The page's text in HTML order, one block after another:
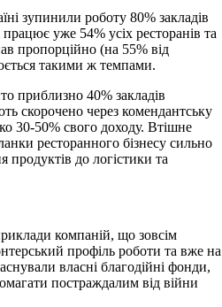
зупинили роботу 80% закладів
уже 54% усіх ресторанів та
пропорційно (на 55% від
такими ж темпами.
приблизно 40% закладів
скорочено через комендантську
30-50% свого доходу. Втішне
ресторанного бізнесу сильно
продуктів до логістики та
компаній, що зовсім
профіль роботи та вже на
власні благодійні фонди,
постраждалим від війни